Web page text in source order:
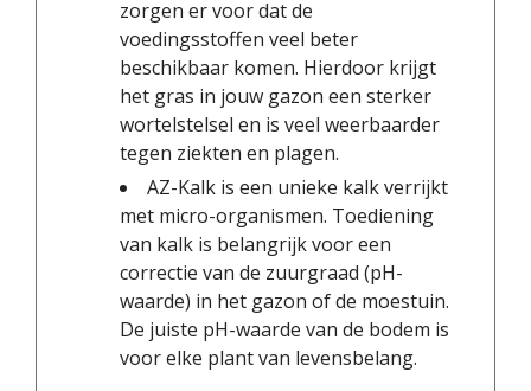
zorgen er voor dat de
voedingsstoffen veel beter
beschikbaar komen. Hierdoor krijgt
het gras in jouw gazon een sterker
wortelstelsel en is veel weerbaarder
tegen ziekten en plagen.
AZ-Kalk is een unieke kalk verrijkt
met micro-organismen. Toediening
van kalk is belangrijk voor een
correctie van de zuurgraad (pH-
waarde) in het gazon of de moestuin.
De juiste pH-waarde van de bodem is
voor elke plant van levensbelang.